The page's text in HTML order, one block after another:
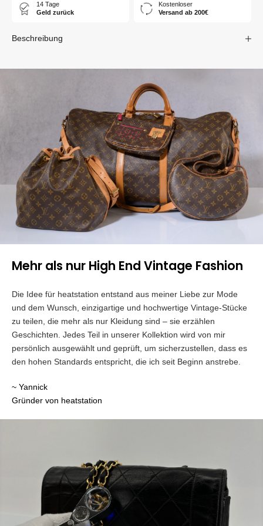
14 Tage
Geld zurück
Kostenloser
Versand ab 200€
Beschreibung
Mehr als nur High End Vintage Fashion
Die Idee für heatstation entstand aus meiner Liebe zur Mode
und dem Wunsch, einzigartige und hochwertige Vintage-Stücke
zu teilen, die mehr als nur Kleidung sind – sie erzählen
Geschichten. Jedes Teil in unserer Kollektion wird von mir
persönlich ausgewählt und geprüft, um sicherzustellen, dass es
den hohen Standards entspricht, die ich seit Beginn anstrebe.
~ Yannick
Gründer von heatstation